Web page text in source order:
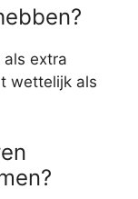
extra
wettelijk als